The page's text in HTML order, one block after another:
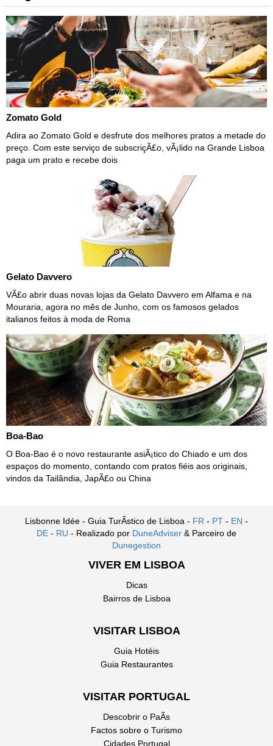
Zomato Gold
Adira ao Zomato Gold e desfrute dos melhores pratos a metade do
preço. Com este serviço de subscriçÃ£o, vÃ¡lido na Grande Lisboa
paga um prato e recebe dois
Gelato Davvero
VÃ£o abrir duas novas lojas da Gelato Davvero em Alfama e na
Mouraria, agora no mês de Junho, com os famosos gelados
italianos feitos à moda de Roma
Boa-Bao
O Boa-Bao é o novo restaurante asiÃ¡tico do Chiado e um dos
espaços do momento, contando com pratos fiéis aos originais,
vindos da Tailândia, JapÃ£o ou China
Lisbonne Idée - Guia TurÃ­stico de Lisboa - FR - PT - EN -
DE - RU - Realizado por DuneAdviser & Parceiro de
Dunegestion
VIVER EM LISBOA
Dicas
Bairros de Lisboa
VISITAR LISBOA
Guia Hotéis
Guia Restaurantes
VISITAR PORTUGAL
Descobrir o PaÃ­s
Factos sobre o Turismo
Cidades Portugal